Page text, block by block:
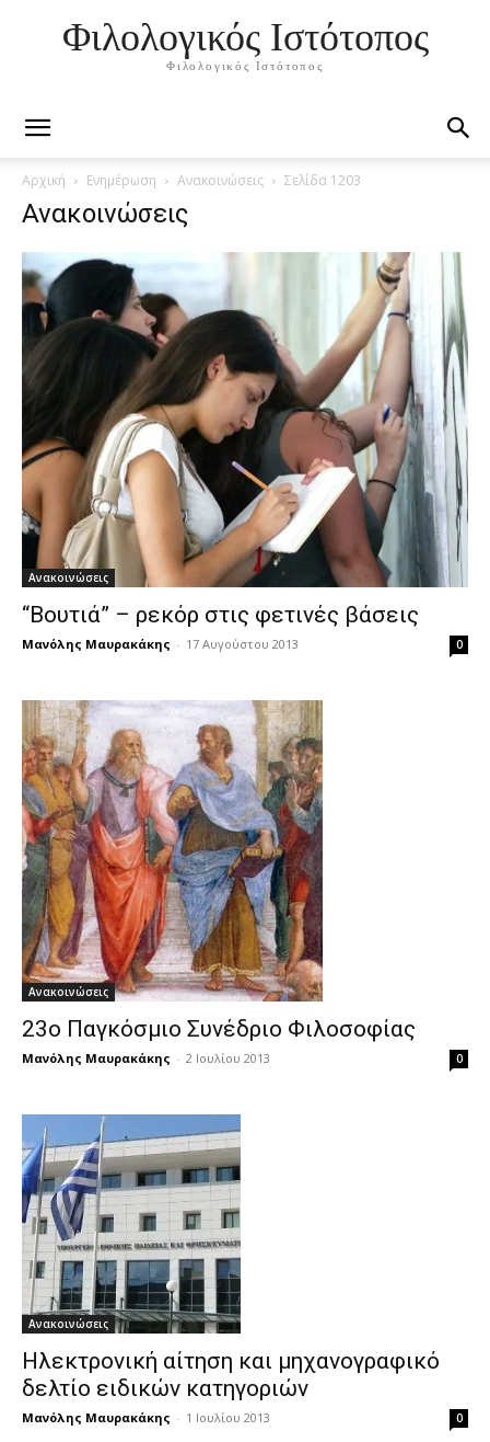
Φιλολογικός Ιστότοπος
Φιλολογικός Ιστότοπος
Αρχική Ενημέρωση Ανακοινώσεις Σελίδα 1203
Ανακοινώσεις
Ανακοινώσεις
“Βουτιά” – ρεκόρ στις φετινές βάσεις
Μανόλης Μαυρακάκης - 17 Αυγούστου 2013 0
Ανακοινώσεις
23ο Παγκόσμιο Συνέδριο Φιλοσοφίας
Μανόλης Μαυρακάκης - 2 Ιουλίου 2013 0
Ανακοινώσεις
Ηλεκτρονική αίτηση και μηχανογραφικό
δελτίο ειδικών κατηγοριών
Μανόλης Μαυρακάκης - 1 Ιουλίου 2013 0